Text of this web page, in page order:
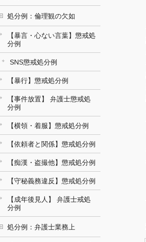
処分例：倫理観の欠如
【暴言・心ない言葉】懲戒処
分例
SNS懲戒処分例
【暴行】懲戒処分例
【事件放置】 弁護士懲戒処
分例
【横領・着服】懲戒処分例
【依頼者と関係】懲戒処分例
【痴漢・盗撮他】懲戒処分例
【守秘義務違反】懲戒処分例
【成年後見人】 弁護士戒処
分例
処分例：弁護士業務上